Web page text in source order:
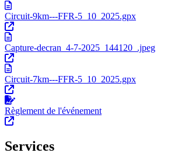
Circuit-9km---FFR-5_10_2025.gpx
Capture-decran_4-7-2025_144120_.jpeg
Circuit-7km---FFR-5_10_2025.gpx
Règlement de l'événement
Services